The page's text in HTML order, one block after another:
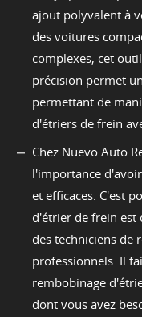
ajout polyvalent à
des voitures
complexes, cet
précision permet
permettant de
d'étriers de frein
Chez Nuevo Auto
l'importance
et efficaces. C'est
d'étrier de frein est
des techniciens de
professionnels. Il
rembobinage
dont vous avez